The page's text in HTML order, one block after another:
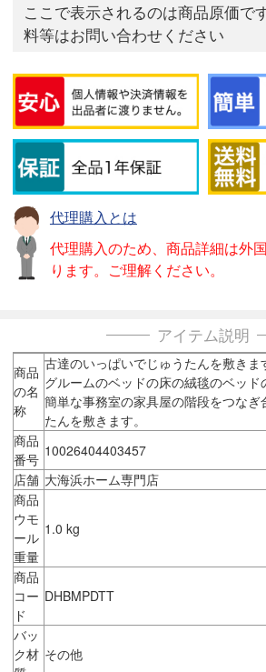
ここで表示されるのは商品原価で
料等はお問い合わせください
代理購入とは
代理購入のため、商品詳細は外
ります。ご理解ください。
アイテム説明
商品
の名
称
古達のいっぱいでじゅうたんを敷きま
グルームのベッドの床の絨毯のベッ
簡単な事務室の家具屋の階段をつなぎ
たんを敷きます。
商品
番号 10026404403457
店舗 大海浜ホーム専門店
商品
ウモ
ール
重量
1.0 kg
商品
コー
ド
DHBMPDTT
バッ
ク材 その他